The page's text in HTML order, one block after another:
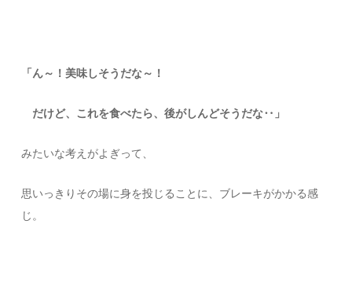
「ん～！美味しそうだな～！
だけど、これを食べたら、後がしんどそうだな‥」
みたいな考えがよぎって、
思いっきりその場に身を投じることに、ブレーキがかかる感
じ。